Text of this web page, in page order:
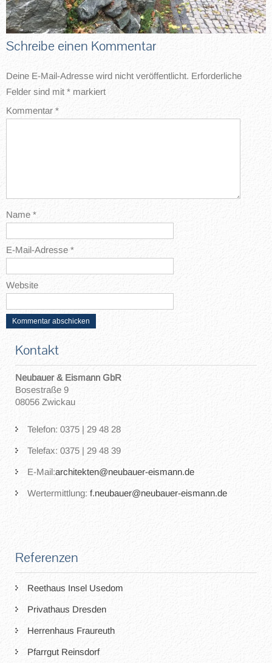
Schreibe einen Kommentar
Deine E-Mail-Adresse wird nicht veröffentlicht. Erforderliche
Felder sind mit * markiert
Kommentar *
Name *
E-Mail-Adresse *
Website
Kontakt
Neubauer & Eismann GbR
Bosestraße 9
08056 Zwickau
Telefon: 0375 | 29 48 28
Telefax: 0375 | 29 48 39
E-Mail:architekten@neubauer-eismann.de
Wertermittlung: f.neubauer@neubauer-eismann.de
Referenzen
Reethaus Insel Usedom
Privathaus Dresden
Herrenhaus Fraureuth
Pfarrgut Reinsdorf